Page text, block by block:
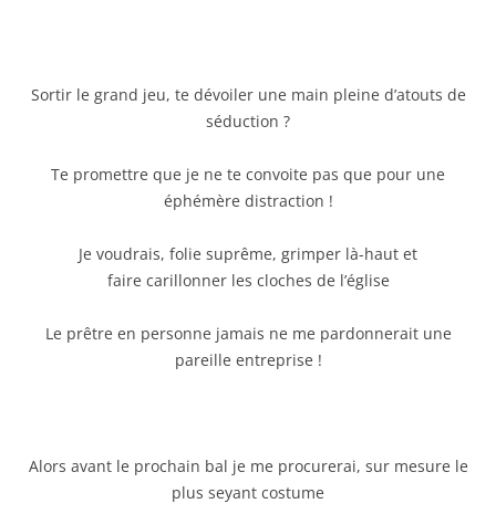
Sortir le grand jeu, te dévoiler une main pleine d’atouts de
séduction ?
Te promettre que je ne te convoite pas que pour une
éphémère distraction !
Je voudrais, folie suprême, grimper là-haut et
faire carillonner les cloches de l’église
Le prêtre en personne jamais ne me pardonnerait une
pareille entreprise !
Alors avant le prochain bal je me procurerai, sur mesure le
plus seyant costume